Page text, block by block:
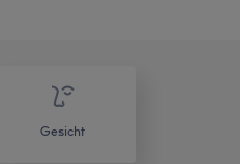
Gesicht